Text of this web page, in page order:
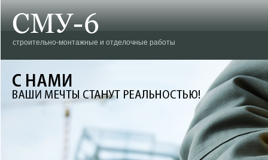
строительно-монтажные и отделочные работы